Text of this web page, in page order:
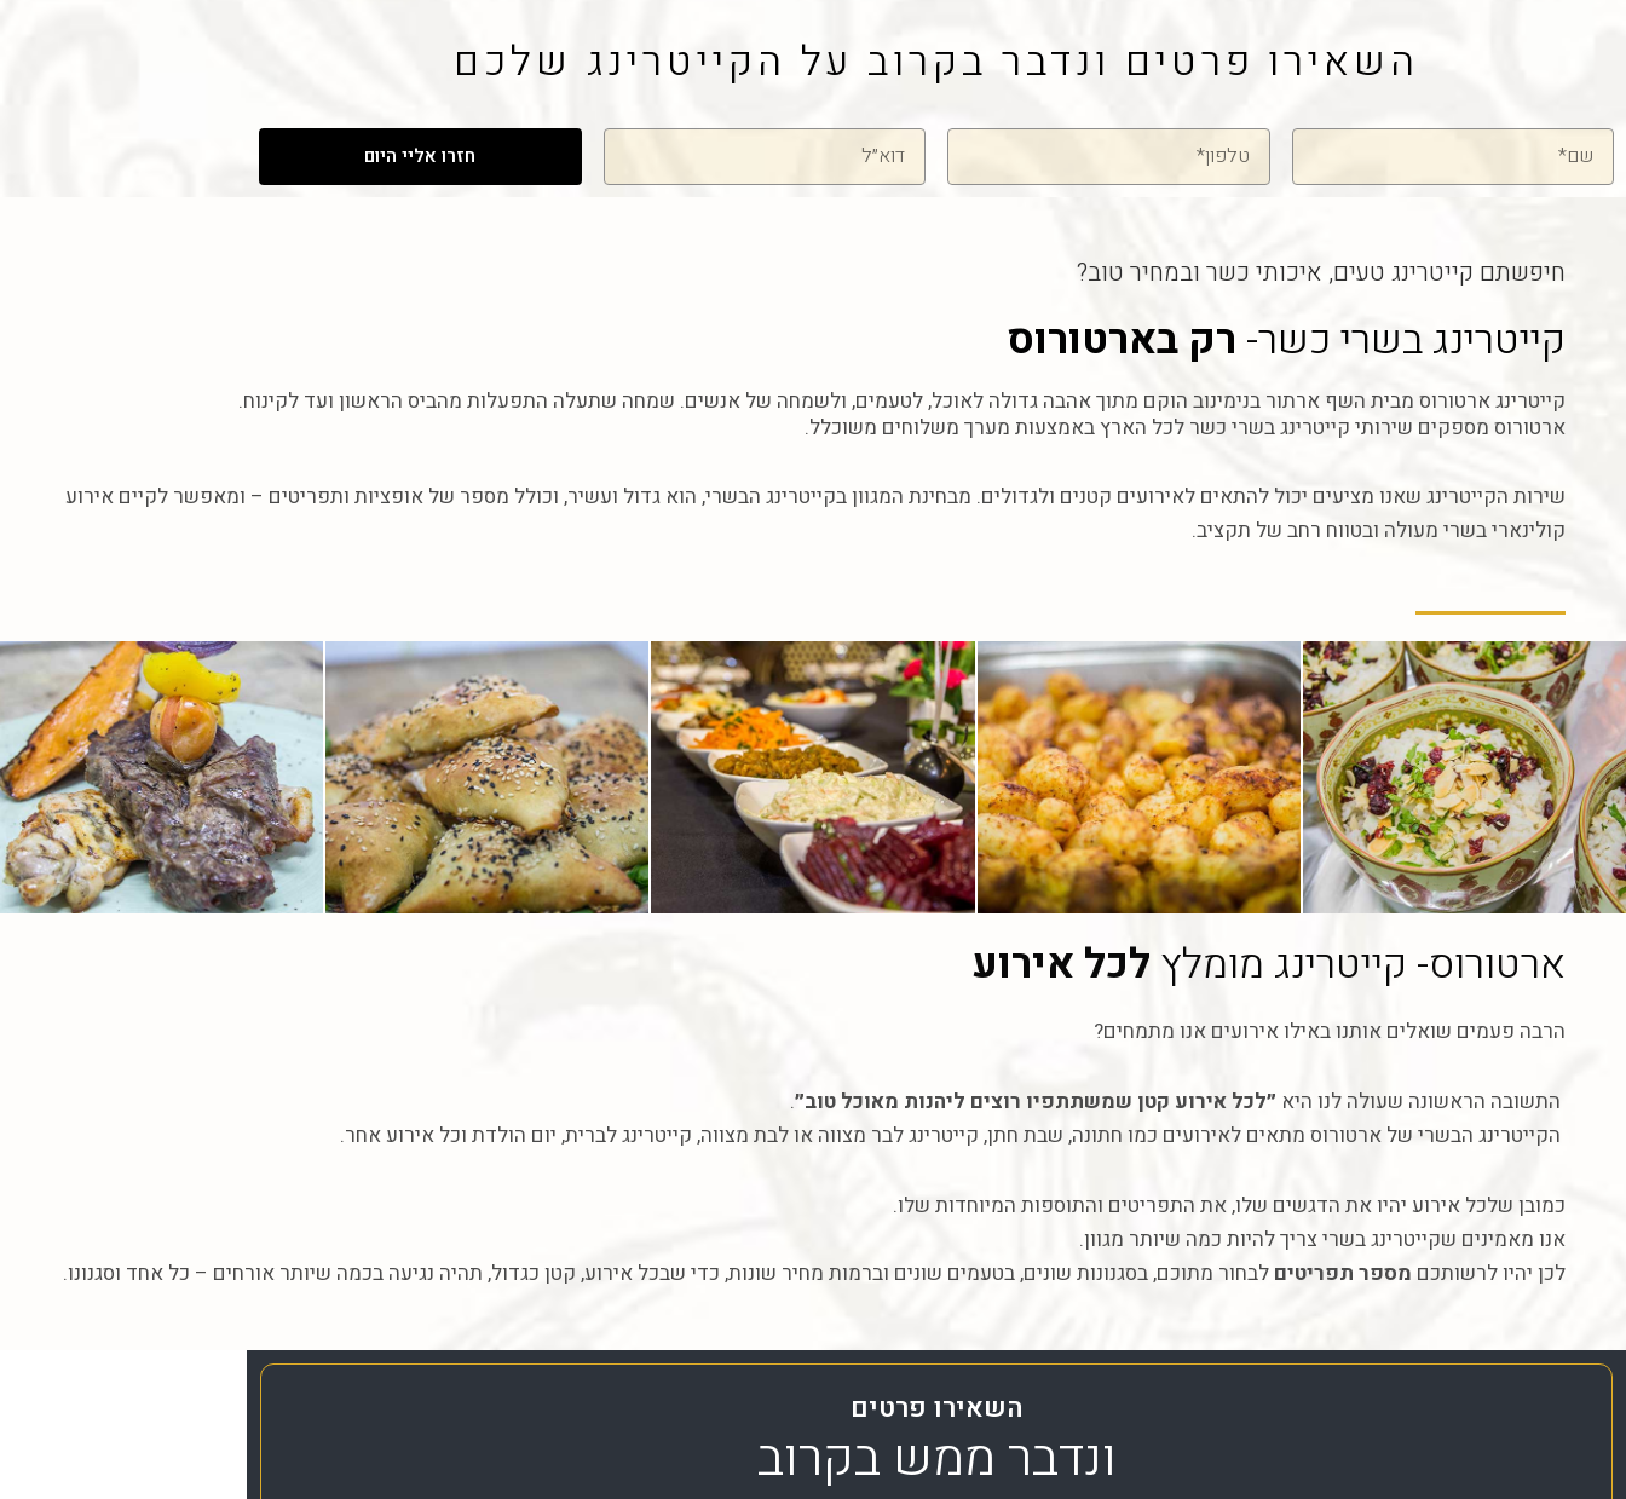
השאירו פרטים ונדבר בקרוב על הקייטרינג שלכם
טלפון חזרו אליי היום
חיפשתם קייטרינג טעים, איכותי כשר ובמחיר טוב?
קייטרינג בשרי כשר- רק בארטורוס
קייטרינג ארטורוס מבית השף ארתור בנימינוב הוקם מתוך אהבה גדולה לאוכל, לטעמים, ולשמחה של אנשים. שמחה שתעלה התפעלות מהביס הראשון ועד לקינוח.
ארטורוס מספקים שירותי קייטרינג בשרי כשר לכל הארץ באמצעות מערך משלוחים משוכלל.
שירות הקייטרינג שאנו מציעים יכול להתאים לאירועים קטנים ולגדולים. מבחינת המגוון בקייטרינג הבשרי, הוא גדול ועשיר, וכולל מספר של אופציות ותפריטים – ומאפשר לקיים אירוע
קולינארי בשרי מעולה ובטווח רחב של תקציב.
ארטורוס- קייטרינג מומלץ לכל אירוע
הרבה פעמים שואלים אותנו באילו אירועים אנו מתמחים?
התשובה הראשונה שעולה לנו היא ״לכל אירוע קטן שמשתתפיו רוצים ליהנות מאוכל טוב״.
הקייטרינג הבשרי של ארטורוס מתאים לאירועים כמו חתונה, שבת חתן, קייטרינג לבר מצווה או לבת מצווה, קייטרינג לברית, יום הולדת וכל אירוע אחר.
כמובן שלכל אירוע יהיו את הדגשים שלו, את התפריטים והתוספות המיוחדות שלו.
אנו מאמינים שקייטרינג בשרי צריך להיות כמה שיותר מגוון.
לכן יהיו לרשותכם מספר תפריטים לבחור מתוכם, בסגנונות שונים, בטעמים שונים וברמות מחיר שונות, כדי שבכל אירוע, קטן כגדול, תהיה נגיעה בכמה שיותר אורחים – כל אחד וסגנונו.
השאירו פרטים
ונדבר ממש בקרוב